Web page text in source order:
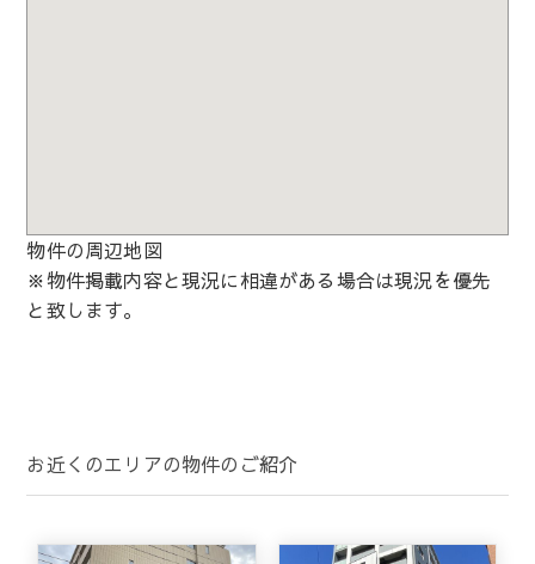
物件の周辺地図
※物件掲載内容と現況に相違がある場合は現況を優先
と致します。
お近くのエリアの物件のご紹介